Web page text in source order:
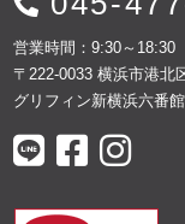
営業時間：9:30～
〒222-0033 横浜市港北
グリフィン新横浜六番